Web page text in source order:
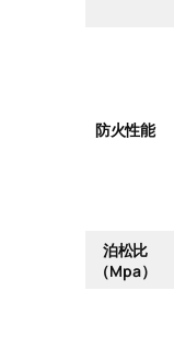
防火性能
泊松比
（Mpa）